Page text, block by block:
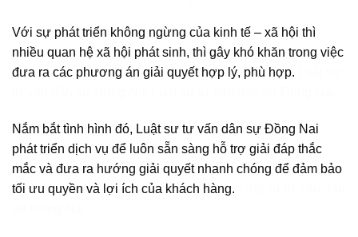
Với sự phát triển không ngừng của kinh tế – xã hội thì
nhiều quan hệ xã hội phát sinh, thì gây khó khăn trong việc
đưa ra các phương án giải quyết hợp lý, phù hợp.
Nắm bắt tình hình đó, Luật sư tư vấn dân sự Đồng Nai
phát triển dịch vụ để luôn sẵn sàng hỗ trợ giải đáp thắc
mắc và đưa ra hướng giải quyết nhanh chóng để đảm bảo
tối ưu quyền và lợi ích của khách hàng.